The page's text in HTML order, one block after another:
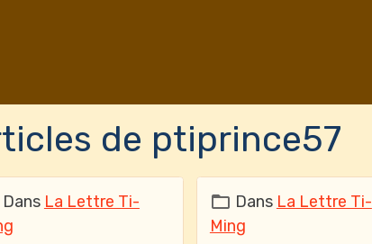
de ptiprince57
Dans La Lettre Ti-
Dans La Lettre Ti-
Ming